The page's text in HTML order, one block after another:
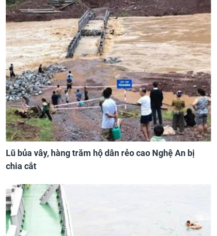
Lũ bủa vây, hàng trăm hộ dân rẻo cao Nghệ An bị
chia cắt